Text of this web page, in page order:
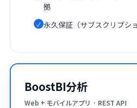
拠
✓ 永久保証（サブスクリプシ
BoostBI分析
Web + モバイルアプリ · REST API